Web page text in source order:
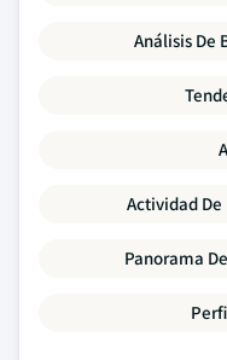
Análisis De
Actividad De
Panorama